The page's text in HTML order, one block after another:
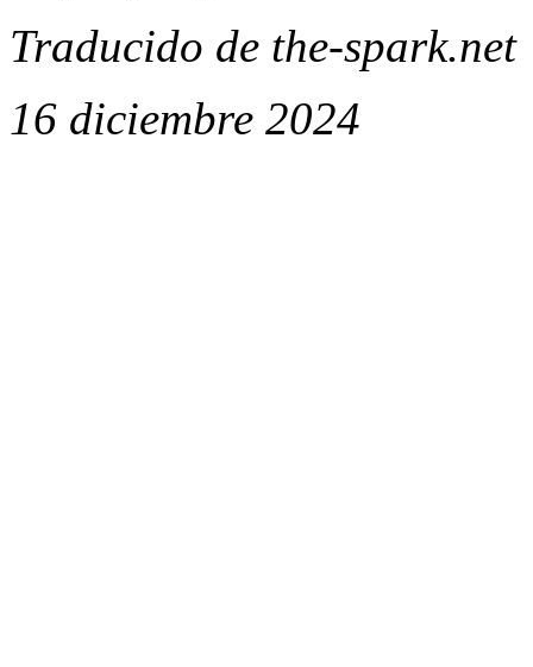
Traducido de the-spark.net
16 diciembre 2024